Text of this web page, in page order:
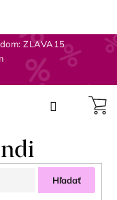
ZLAVA15
Hľadať